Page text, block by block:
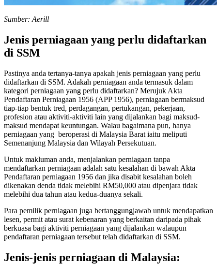
Sumber: Aerill
Jenis perniagaan yang perlu didaftarkan
di SSM
Pastinya anda tertanya-tanya apakah jenis perniagaan yang perlu
didaftarkan di SSM. Adakah perniagaan anda termasuk dalam
kategori perniagaan yang perlu didaftarkan? Merujuk Akta
Pendaftaran Perniagaan 1956 (APP 1956), perniagaan bermaksud
tiap-tiap bentuk tred, perdagangan, pertukangan, pekerjaan,
profesion atau aktiviti-aktiviti lain yang dijalankan bagi maksud-
maksud mendapat keuntungan. Walau bagaimana pun, hanya
perniagaan yang beroperasi di Malaysia Barat iaitu meliputi
Semenanjung Malaysia dan Wilayah Persekutuan.
Untuk makluman anda, menjalankan perniagaan tanpa
mendaftarkan perniagaan adalah satu kesalahan di bawah Akta
Pendaftaran perniagaan 1956 dan jika disabit kesalahan boleh
dikenakan denda tidak melebihi RM50,000 atau dipenjara tidak
melebihi dua tahun atau kedua-duanya sekali.
Para pemilik perniagaan juga bertanggungjawab untuk mendapatkan
lesen, permit atau surat kebenaran yang berkaitan daripada pihak
berkuasa bagi aktiviti perniagaan yang dijalankan walaupun
pendaftaran perniagaan tersebut telah didaftarkan di SSM.
Jenis-jenis perniagaan di Malaysia: